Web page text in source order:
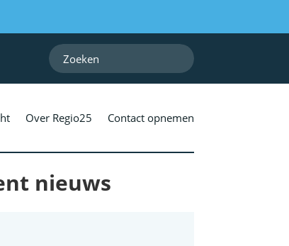
Over Regio25 Contact opnemen
nieuws